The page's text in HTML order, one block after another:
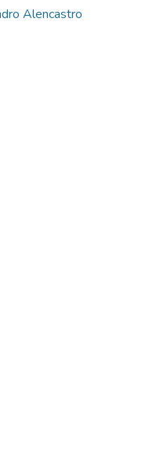
Alencastro